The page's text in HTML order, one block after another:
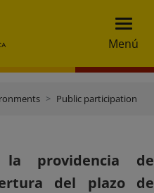
Menú
Public participation
providencia de
del plazo de